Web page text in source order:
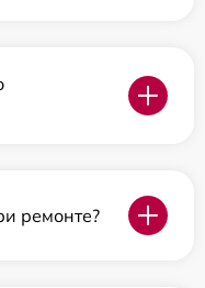
ремонте?